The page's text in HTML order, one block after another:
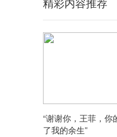
“谢谢你，王菲，你
了我的余生”